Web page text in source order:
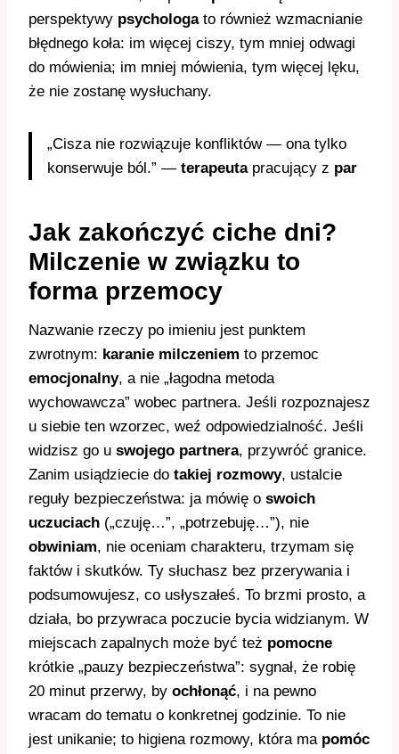
perspektywy psychologato również wzmacnianie
błędnego koła: im więcej ciszy, tym mniej odwagi
do mówienia; im mniej mówienia, tym więcej lęku,
że nie zostanę wysłuchany.
„Cisza nie rozwiązuje konfliktów — ona tylko
konserwuje ból.” — terapeutapracujący z par
Jak zakończyć ciche dni?
Milczenie w związku to
forma przemocy
Nazwanie rzeczy po imieniu jest punktem
zwrotnym: karanie milczeniem to przemoc
emocjonalny, a nie „łagodna metoda
wychowawcza” wobec partnera. Jeśli rozpoznajesz
u siebie ten wzorzec, weź odpowiedzialność. Jeśli
widzisz go u swojego partnera, przywróć granice.
Zanim usiądziecie do takiej rozmowy, ustalcie
reguły bezpieczeństwa: ja mówię o swoich
uczuciach („czuję…”, „potrzebuję…”), nie
obwiniam, nie oceniam charakteru, trzymam się
faktów i skutków. Ty słuchasz bez przerywania i
podsumowujesz, co usłyszałeś. To brzmi prosto, a
działa, bo przywraca poczucie bycia widzianym. W
miejscach zapalnych może być też pomocne
krótkie „pauzy bezpieczeństwa”: sygnał, że robię
20 minut przerwy, by ochłonąć, i na pewno
wracam do tematu o konkretnej godzinie. To nie
jest unikanie; to higiena rozmowy, która ma pomóc